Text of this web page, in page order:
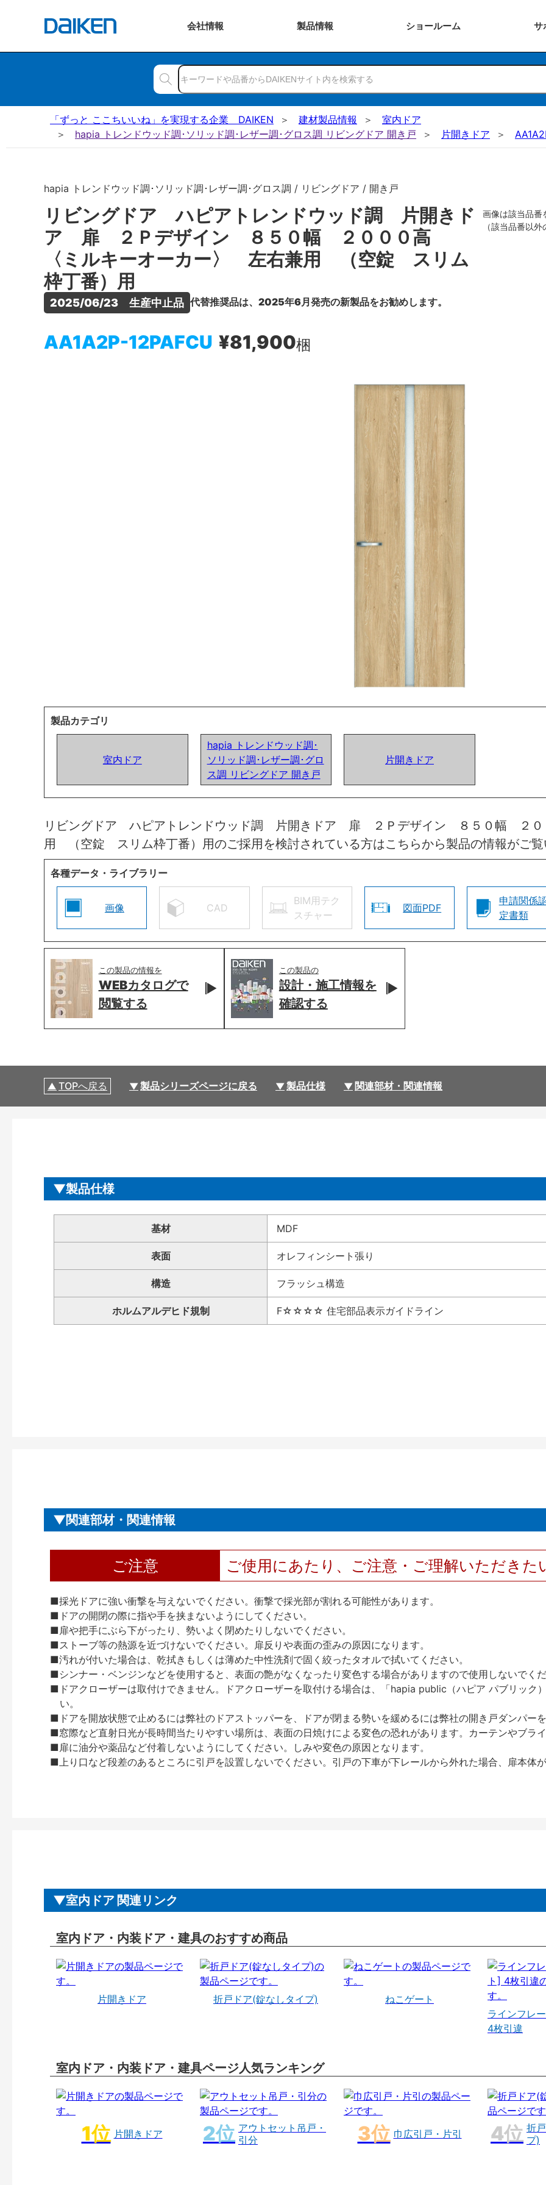
会社情報 製品情報 ショールーム サ
「ずっと ここちいいね」を実現する企業 DAIKEN 建材製品情報
室内ドア
hapia トレンドウッド調･ソリッド調･レザー調･グロス調 リビングドア 開き戸
片開きドア
hapia トレンドウッド調･ソリッド調･レザー調･グロス調 / リビングドア / 開き戸
リビングドア ハピアトレンドウッド調 片開きド
ア 扉 ２Ｐデザイン ８５０幅 ２０００高
〈ミルキーオーカー〉 左右兼用 （空錠 スリム
枠丁番）用
2025/06/23　生産中止品 代替推奨品は、2025年6月発売の新製品をお勧めします。
AA1A2P-12PAFCU ¥81,900梱
画像は該当品番
（該当品番以
製品カテゴリ
室内ドア
hapia トレンドウッド調･
ソリッド調･レザー調･グロ
ス調 リビングドア 開き戸
片開きドア
リビングドア ハピアトレンドウッド調 片開きドア 扉 ２Ｐデザイン ８５０幅 ２
用 （空錠 スリム枠丁番）用のご採用を検討されている方はこちらから製品の情報がご覧
各種データ・ライブラリー
画像 CAD
BIM用テク
スチャー
図面PDF
申請関係
定書類
この製品の情報を
WEBカタログで
閲覧する
この製品の
設計・施工情報を
確認する
TOPへ戻る 製品シリーズページに戻る 製品仕様 関連部材・関連情報
製品仕様
基材 MDF
表面 オレフィンシート張り
構造 フラッシュ構造
ホルムアルデヒド規制 F☆☆☆☆ 住宅部品表示ガイドライン
関連部材・関連情報
ご注意 ご使用にあたり、ご注意・ご理解いただきた
■採光ドアに強い衝撃を与えないでください。衝撃で採光部が割れる可能性があります。
■ドアの開閉の際に指や手を挟まないようにしてください。
■扉や把手にぶら下がったり、勢いよく閉めたりしないでください。
■ストーブ等の熱源を近づけないでください。扉反りや表面の歪みの原因になります。
■汚れが付いた場合は、乾拭きもしくは薄めた中性洗剤で固く絞ったタオルで拭いてください。
■シンナー・ベンジンなどを使用すると、表面の艶がなくなったり変色する場合がありますので使用しないでく
■ドアクローザーは取付けできません。ドアクローザーを取付ける場合は、「hapia public（ハピア パブリック
い。
■ドアを開放状態で止めるには弊社のドアストッパーを、ドアが閉まる勢いを緩めるには弊社の開き戸ダンパー
■窓際など直射日光が長時間当たりやすい場所は、表面の日焼けによる変色の恐れがあります。カーテンやブラ
■扉に油分や薬品など付着しないようにしてください。しみや変色の原因となります。
■上り口など段差のあるところに引戸を設置しないでください。引戸の下車が下レールから外れた場合、扉本体
室内ドア 関連リンク
室内ドア・内装ドア・建具のおすすめ商品
片開きドア 折戸ドア(錠なしタイプ)
ねこゲート
ラインフレ
4枚引違
室内ドア・内装ドア・建具ページ人気ランキング
片開きドア
アウトセット吊戸・
引分
巾広引戸・片引
折
プ)